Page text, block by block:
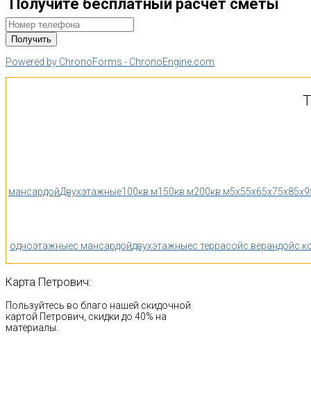
Получите бесплатный расчет сметы
Powered by ChronoForms - ChronoEngine.com
мансардойДвухэтажные100кв.м150кв.м200кв.м5x55x65x75x85x9
одноэтажныес мансардойдвухэтажныес террасойс верандойс
Карта Петрович:
Пользуйтесь во благо нашей скидочной
картой Петрович, скидки до 40% на
материалы.